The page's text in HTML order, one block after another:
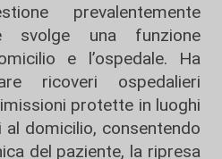
prevalentemente
svolge una funzione
e l’ospedale. Ha
ricoveri ospedalieri
protette in luoghi
domicilio, consentendo
del paziente, la ripresa